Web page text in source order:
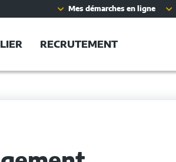
Mes démarches en ligne
RECRUTEMENT